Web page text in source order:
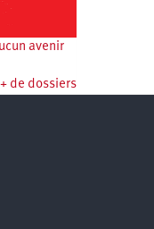
avenir
+ de dossiers